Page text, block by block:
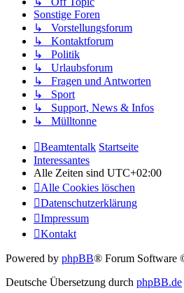
Sonstige Foren
↳ Vorstellungsforum
↳ Kontaktforum
↳ Politik
↳ Urlaubsforum
↳ Fragen und Antworten
↳ Sport
↳ Support, News & Infos
↳ Mülltonne
Beamtentalk Startseite
Interessantes
Alle Zeiten sind UTC+02:00
Alle Cookies löschen
Datenschutzerklärung
Impressum
Kontakt
Powered by phpBB® Forum Software
Deutsche Übersetzung durch phpBB.de